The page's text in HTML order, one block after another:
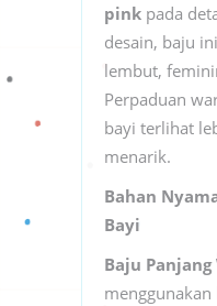
pink pada
desain, baju
lembut,
Perpaduan
bayi terlihat
menarik.
Bahan
Bayi
Baju